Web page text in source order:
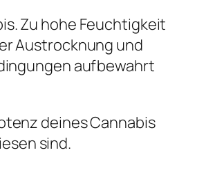
Zu hohe Feuchtigkeit
Austrocknung und
aufbewahrt
deines Cannabis
sind.